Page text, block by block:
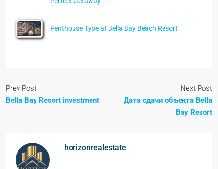
Penthouse Type at Bella Bay Beach Resort
Prev Post
Bella Bay Resort investment
Next Post
Дата сдачи объекта Bella
Bay Resort
horizonrealestate